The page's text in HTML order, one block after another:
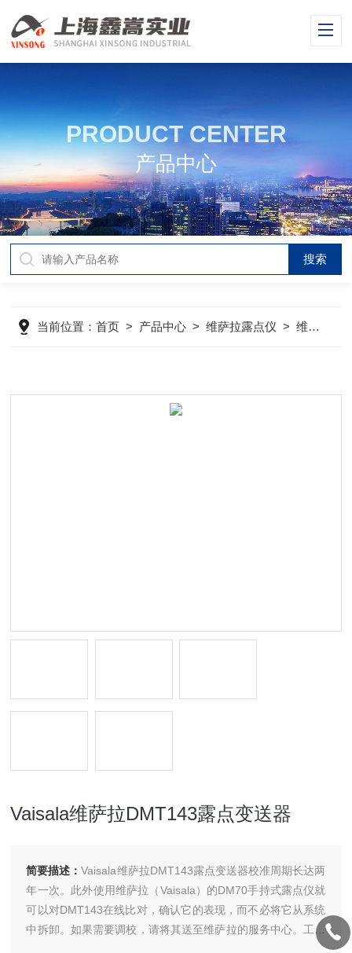
PRODUCT CENTER
产品中心
当前位置：首页 > 产品中心 >维萨拉露点仪 >维萨拉露点变送器
Vaisala维萨拉DMT143露点变送器
简要描述：Vaisala维萨拉DMT143露点变送器校准周期长达两
年一次。此外使用维萨拉（Vaisala）的DM70手持式露点仪就
可以对DMT143在线比对，确认它的表现，而不必将它从系统
中拆卸。如果需要调校，请将其送至维萨拉的服务中心。工艺
过程正常运行时，自动校准软件也在在线工作。当测量精度无